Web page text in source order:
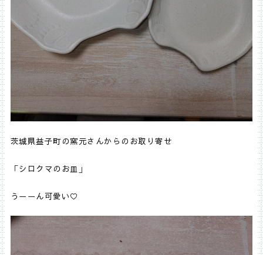
茨城県益子町の窯元さんからのお取り寄せ
「シロクマのお皿」
うーーん可愛い♡